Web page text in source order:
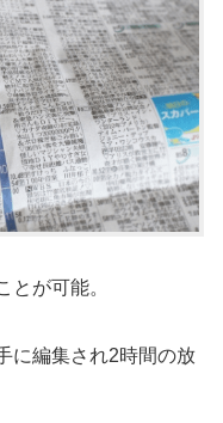
とが可能。
に編集され2時間の放